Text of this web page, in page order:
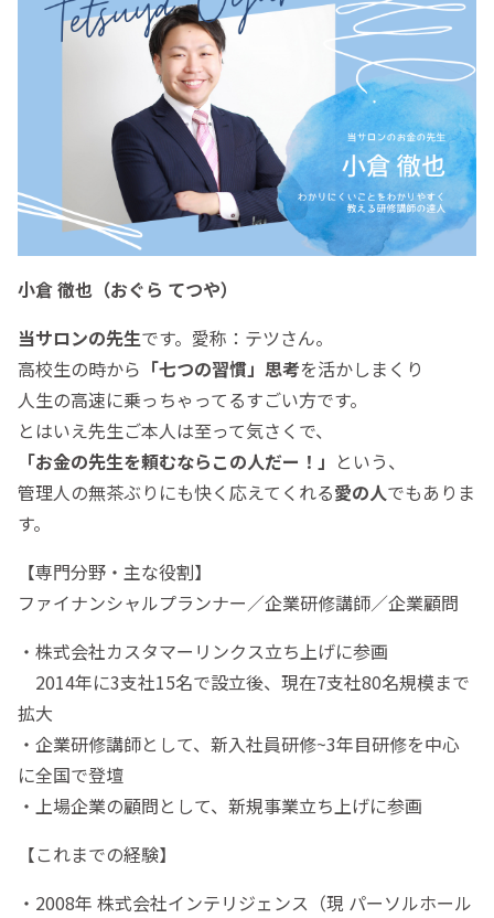
小倉 徹也（おぐら てつや）
当サロンの先生です。愛称：テツさん。
高校生の時から 「七つの習慣」思考を活かしまくり
人生の高速に乗っちゃってるすごい方です。
とはいえ先生ご本人は至って気さくで、
「お金の先生を頼むならこの人だー！」 という、
管理人の無茶ぶりにも快く応えてくれる愛の人でもありま
す。
【専門分野・主な役割】
ファイナンシャルプランナー／企業研修講師／企業顧問
・株式会社カスタマーリンクス立ち上げに参画
2014年に3支社15名で設立後、現在7支社80名規模まで
拡大
・企業研修講師として、新入社員研修~3年目研修を中心
に全国で登壇
・上場企業の顧問として、新規事業立ち上げに参画
【これまでの経験】
・2008年 株式会社インテリジェンス（現 パーソルホール